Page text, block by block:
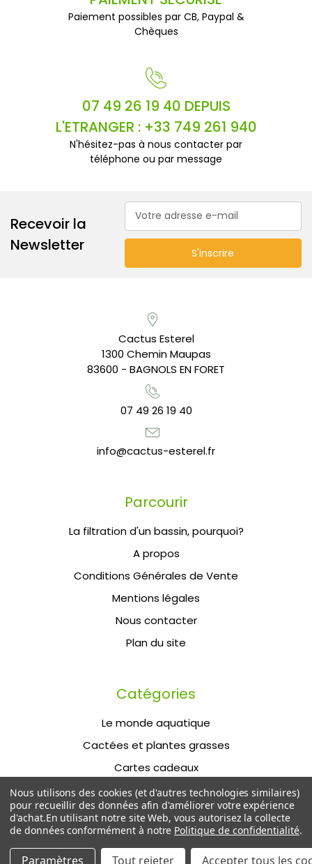
Paiement possibles par CB, Paypal &
Chèques
07 49 26 19 40 DEPUIS
L'ETRANGER : +33 749 261 940
N'hésitez-pas à nous contacter par
téléphone ou par message
Recevoir la
Newsletter
Adresse
mail
Cactus Esterel
1300 Chemin Maupas
83600 - BAGNOLS EN FORET
07 49 26 19 40
info@cactus-esterel.fr
Parcourir
La filtration d'un bassin, pourquoi?
A propos
Conditions Générales de Vente
Mentions légales
Nous contacter
Plan du site
Catégories
Le monde aquatique
Cactées et plantes grasses
Cartes cadeaux
Nous utilisons des cookies (et d'autres technologies similaires)
pour recueillir des données afin d'améliorer votre expérience
d'achat.En utilisant notre site Web, vous autorisez la collecte
de données conformément à notre Politique de confidentialité.
Paramètres Tout rejeter Accepter tous les